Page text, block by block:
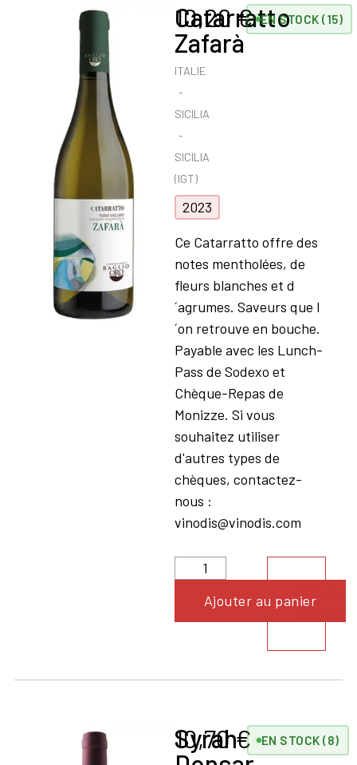
Catarratto
Zafarà
ITALIE
SICILIA
SICILIA
(IGT)
2023
10,20€ EN STOCK (15)
Ce Catarratto offre des
notes mentholées, de
fleurs blanches et d
´agrumes. Saveurs que l
´on retrouve en bouche.
Payable avec les Lunch-
Pass de Sodexo et
Chèque-Repas de
Monizze. Si vous
souhaitez utiliser
d'autres types de
chèques, contactez-
nous :
vinodis@vinodis.com
Ajouter au panierVoir le
Syrah
10,70€ EN STOCK (8)